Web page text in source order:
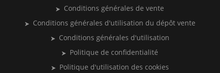
Conditions générales de vente
Conditions générales d'utilisation du dépôt vente
Conditions générales d'utilisation
Politique de confidentialité
Politique d'utilisation des cookies